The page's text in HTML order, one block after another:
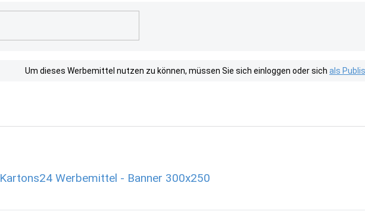
Um dieses Werbemittel nutzen zu können, müssen Sie sich einloggen oder sich als
Kartons24 Werbemittel - Banner 300x250